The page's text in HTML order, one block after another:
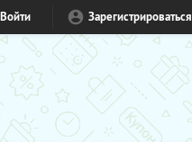
Войти Зарегистрироваться